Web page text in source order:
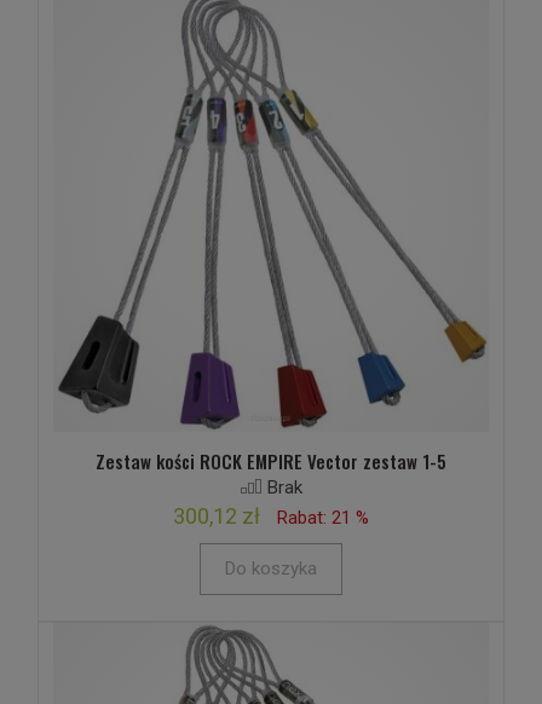
Zestaw kości ROCK EMPIRE Vector zestaw 1-5
Brak
300,12 zł Rabat: 21 %
Do koszyka